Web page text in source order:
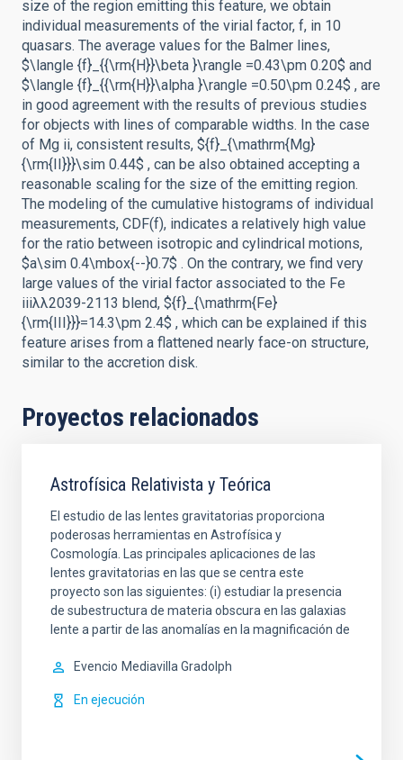
size of the region emitting this feature, we obtain
individual measurements of the virial factor, f, in 10
quasars. The average values for the Balmer lines,
$\langle {f}_{{\rm{H}}\beta }\rangle =0.43\pm 0.20$ and
$\langle {f}_{{\rm{H}}\alpha }\rangle =0.50\pm 0.24$ , are
in good agreement with the results of previous studies
for objects with lines of comparable widths. In the case
of Mg ii, consistent results, ${f}_{\mathrm{Mg}
{\rm{II}}}\sim 0.44$ , can be also obtained accepting a
reasonable scaling for the size of the emitting region.
The modeling of the cumulative histograms of individual
measurements, CDF(f), indicates a relatively high value
for the ratio between isotropic and cylindrical motions,
$a\sim 0.4\mbox{--}0.7$ . On the contrary, we find very
large values of the virial factor associated to the Fe
iiiλλ2039-2113 blend, ${f}_{\mathrm{Fe}
{\rm{III}}}=14.3\pm 2.4$ , which can be explained if this
feature arises from a flattened nearly face-on structure,
similar to the accretion disk.
Proyectos relacionados
Astrofísica Relativista y Teórica
El estudio de las lentes gravitatorias proporciona
poderosas herramientas en Astrofísica y
Cosmología. Las principales aplicaciones de las
lentes gravitatorias en las que se centra este
proyecto son las siguientes: (i) estudiar la presencia
de subestructura de materia obscura en las galaxias
lente a partir de las anomalías en la magnificación de
Evencio Mediavilla Gradolph
En ejecución